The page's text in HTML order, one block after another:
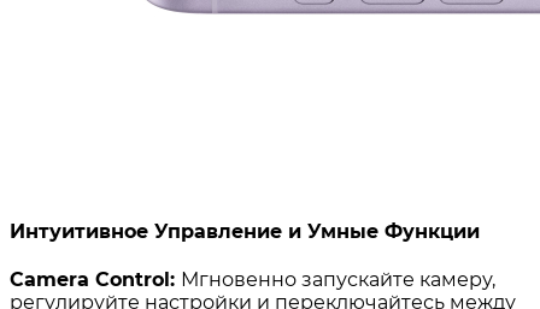
Интуитивное Управление и Умные Функции
Camera Control: Мгновенно запускайте камеру,
регулируйте настройки и переключайтесь между